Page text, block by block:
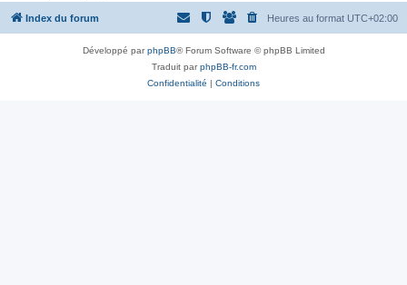
Index du forum Heures au format UTC+02:00
Développé parphpBB® Forum Software © phpBB Limited
Traduit parphpBB-fr.com
Confidentialité | Conditions